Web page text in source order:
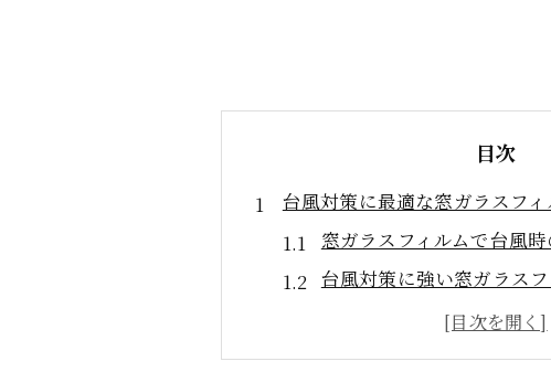
目次
台風対策に最適な窓ガラスフ
窓ガラスフィルムで台風
台風対策に強い窓ガラス
窓ガラスフィルムで飛来
簡単に貼れる窓ガラスフ